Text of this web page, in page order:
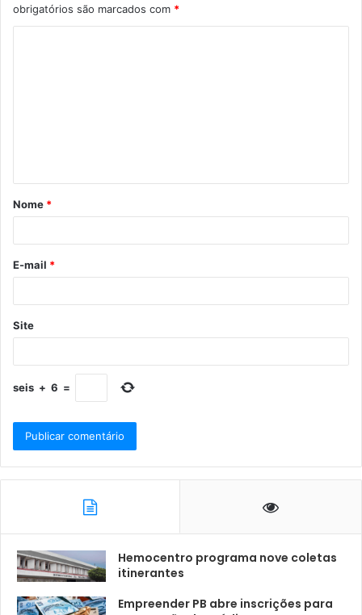
obrigatórios são marcados com *
Nome *
E-mail *
Site
seis + 6 =
Hemocentro programa nove coletas
itinerantes
Empreender PB abre inscrições para